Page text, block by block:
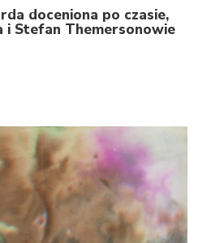
doceniona po czasie,
i Stefan Themersonowie